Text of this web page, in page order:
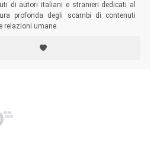
di autori italiani e stranieri dedicati al
profonda degli scambi di contenuti
relazioni umane.